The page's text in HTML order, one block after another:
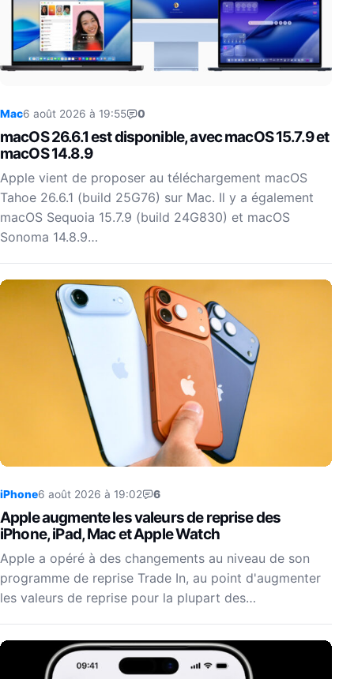
Mac6 août 2026 à 19:55 0
macOS 26.6.1 est disponible, avec macOS 15.7.9 et
macOS 14.8.9
Apple vient de proposer au téléchargement macOS
Tahoe 26.6.1 (build 25G76) sur Mac. Il y a également
macOS Sequoia 15.7.9 (build 24G830) et macOS
Sonoma 14.8.9…
iPhone6 août 2026 à 19:02 6
Apple augmente les valeurs de reprise des
iPhone, iPad, Mac et Apple Watch
Apple a opéré à des changements au niveau de son
programme de reprise Trade In, au point d'augmenter
les valeurs de reprise pour la plupart des…